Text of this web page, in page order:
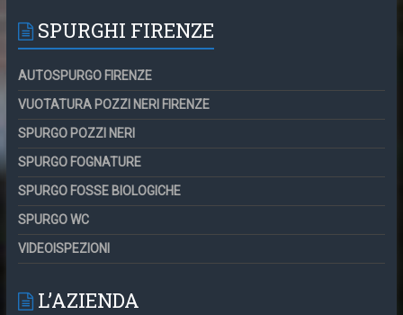
SPURGHI FIRENZE
AUTOSPURGO FIRENZE
VUOTATURA POZZI NERI FIRENZE
SPURGO POZZI NERI
SPURGO FOGNATURE
SPURGO FOSSE BIOLOGICHE
SPURGO WC
VIDEOISPEZIONI
L’AZIENDA